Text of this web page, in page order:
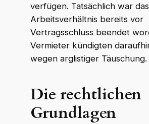
verfügen. Tatsächlich war das
Arbeitsverhältnis bereits vor
Vertragsschluss beendet
Vermieter kündigten
wegen arglistiger Täuschung.
Die rechtlichen
Grundlagen